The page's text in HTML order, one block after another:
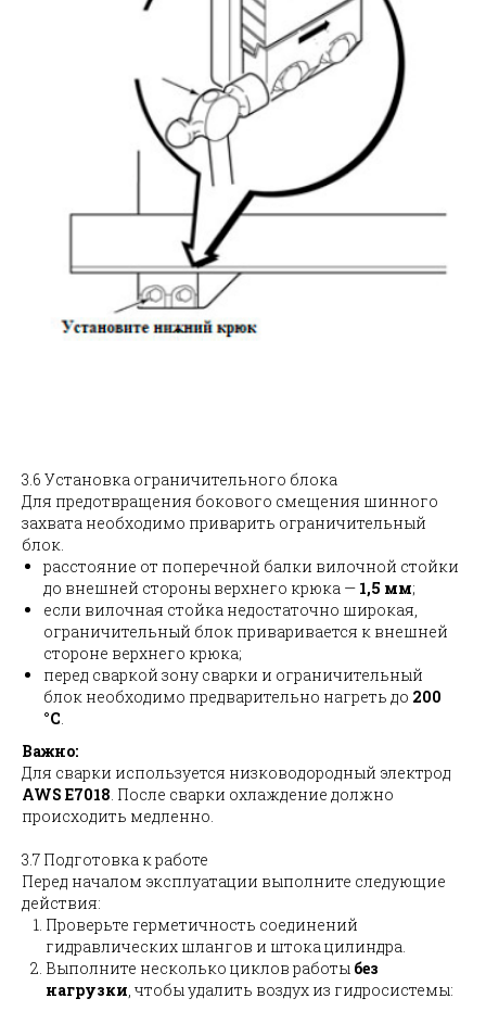
3.6 Установка ограничительного блока
Для предотвращения бокового смещения шинного
захвата необходимо приварить ограничительный
блок.
расстояние от поперечной балки вилочной стойки
до внешней стороны верхнего крюка — 1,5 мм;
если вилочная стойка недостаточно широкая,
ограничительный блок приваривается к внешней
стороне верхнего крюка;
перед сваркой зону сварки и ограничительный
блок необходимо предварительно нагреть до 200
°C
Важно:
Для сварки используется низководородный электрод
AWS E7018 . После сварки охлаждение должно
происходить медленно.
3.7 Подготовка к работе
Перед началом эксплуатации выполните следующие
действия:
Проверьте герметичность соединений
гидравлических шлангов и штока цилиндра.
Выполните несколько циклов работы без
нагрузки , чтобы удалить воздух из гидросистемы: